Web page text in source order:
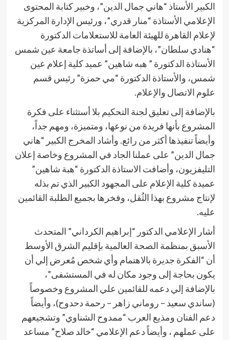
الكبير الأستاذ “هاني جمال الدين”، وخبير كتابة المحتوى
الإعلامي الأستاذة “منار قدري”، ورئيس الإدارة المركزية
لإعلام القاهرة للهيئة العامة للاستعلامات الدكتورة
“هنادي سلطان”، بالإضافة إلى أساتذة جامعة عين شمس
الأستاذة الدكتورة ” هبه شاهين” عميد كلية إعلام عين
شمس، والأستاذة الدكتورة “مي حمزة” رئيس قسم
علوم الاتصال والإعلام.
بالإضافة إلى تعليق لجنة التحكيم بلا أستثناء على فكرة
المشروع بأنها فريدة من نوعها، ومتميزة، ومهم جداً،
وأيضاً تنفيذها أكثر من رائع. وأشاد المخرج الكبير “هاني
جمال الدين” على عملنا الجاد في المشروع وخاصة إعلان
التليفزيون، وأضافت الاستاذة الدكتورة “هبة شاهين”
عميدة كلية الإعلام على المجهود الكبير الذي تم بذله
لإنتاج مشروع بهذا الثُقل، وفخرها بجميع الطلبة القائمين
عليه.
أشار الإعلامي الدكتور “إبراهيم الكرداني” المتحدث
الأسبق بمنظمة الصحة العالمية بإقليم الشرق الأوسط
أن “الفكرة جديرة بالاهتمام وأي شخص مُعرض إلي أن
يكون بحاجة إلى وجود مكان له في المستشفى”،
بالإضافة إلي دعمه للقائمين علي المشروع وخصوصاً
(ساندي سعيد – روماني زاهر – رحمة دحدوح)، وأيضاً
دعم الفنان ومذيع العرب “ممدوح الشناوي” وتشجيعهم
على عملهم ، وأيضاً دعم الإعلامي “خالد صلاح” مساعد